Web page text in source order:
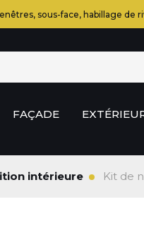
sous-face, habillage de
FAÇADE
intérieure Kit de